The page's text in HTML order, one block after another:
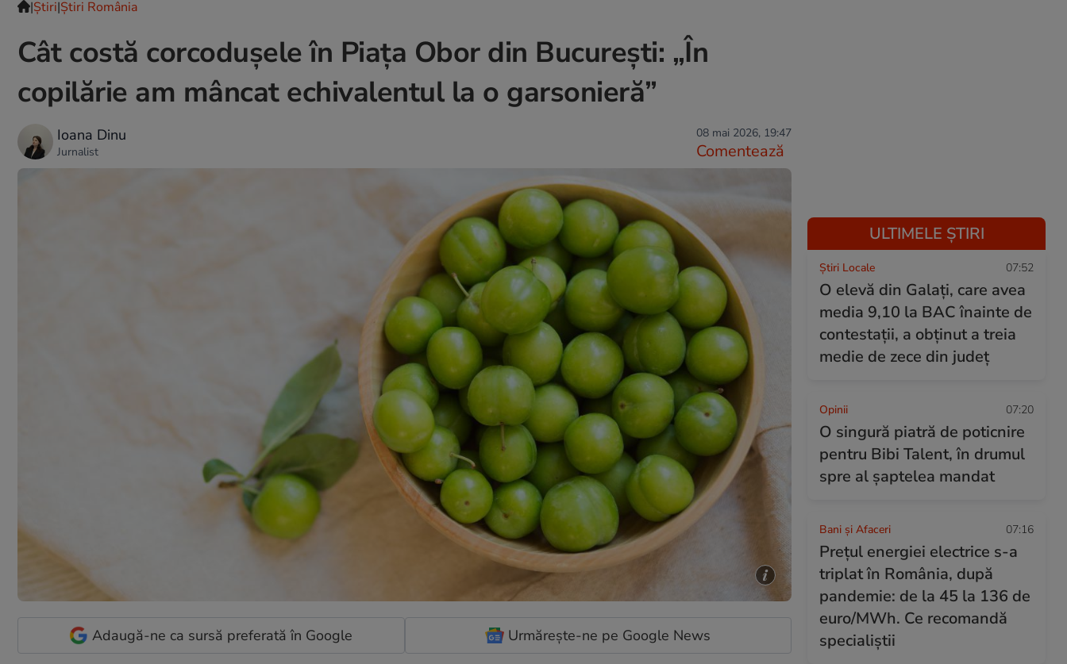
|Ştiri|Știri România
Cât costă corcodușele în Piața Obor din București: „În
copilărie am mâncat echivalentul la o garsonieră”
Ioana Dinu
Jurnalist
08 mai 2026, 19:47
Comentează
Adaugă-ne ca sursă preferată în Google Urmărește-ne pe Google News
ULTIMELE ȘTIRI
Știri Locale 07:52
O elevă din Galați, care avea
media 9,10 la BAC înainte de
contestații, a obținut a treia
medie de zece din județ
Opinii 07:20
O singură piatră de poticnire
pentru Bibi Talent, în drumul
spre al șaptelea mandat
Bani și Afaceri 07:16
Prețul energiei electrice s-a
triplat în România, după
pandemie: de la 45 la 136 de
euro/MWh. Ce recomandă
specialiștii